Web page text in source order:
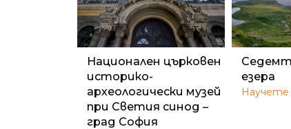
Национален църковен
историко-
археологически музей
при Светия синод –
град София
езера
Научете